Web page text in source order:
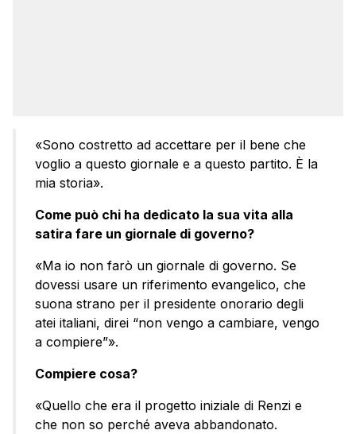
«Sono costretto ad accettare per il bene che
voglio a questo giornale e a questo partito. È la
mia storia».
Come può chi ha dedicato la sua vita alla
satira fare un giornale di governo?
«Ma io non farò un giornale di governo. Se
dovessi usare un riferimento evangelico, che
suona strano per il presidente onorario degli
atei italiani, direi “non vengo a cambiare, vengo
a compiere”».
Compiere cosa?
«Quello che era il progetto iniziale di Renzi e
che non so perché aveva abbandonato.